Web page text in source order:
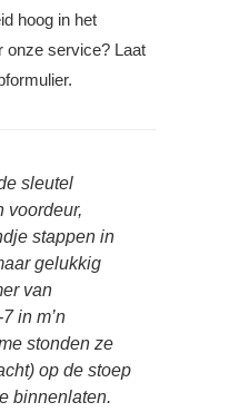
hoog in het
onze service? Laat
sleutel
voordeur,
stappen in
gelukkig
van
in m’n
stonden ze
op de stoep
binnenlaten.